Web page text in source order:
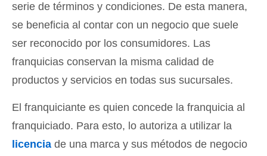
serie de términos y condiciones. De esta manera,
se beneficia al contar con un negocio que suele
ser reconocido por los consumidores. Las
franquicias conservan la misma calidad de
productos y servicios en todas sus sucursales.
El franquiciante es quien concede la franquicia al
franquiciado. Para esto, lo autoriza a utilizar la
licencia de una marca y sus métodos de negocio